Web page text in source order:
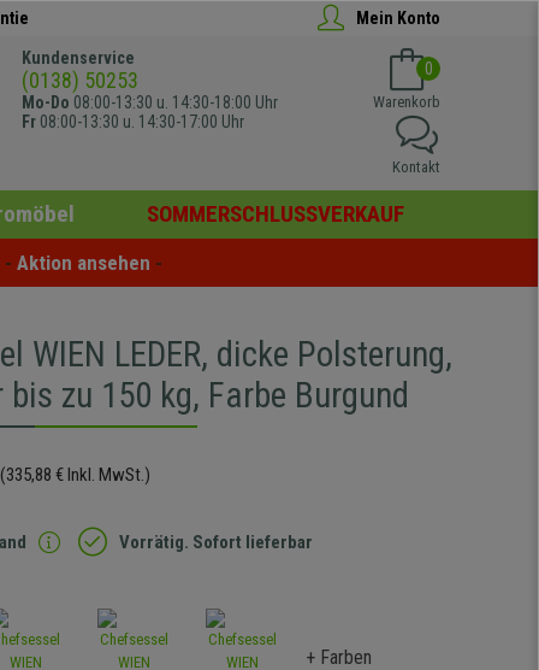
Mein Konto
Kundenservice
(0138) 50253
Mo-Do 08:00-13:30 u. 14:30-18:00 Uhr
Fr 08:00-13:30 u. 14:30-17:00 Uhr
0
Warenkorb
Kontakt
SOMMERSCHLUSSVERKAUF
- Aktion ansehen -
WIEN LEDER, dicke Polsterung,
zu 150 kg, Farbe Burgund
(335,88 € Inkl. MwSt.)
Vorrätig. Sofort lieferbar
+ Farben